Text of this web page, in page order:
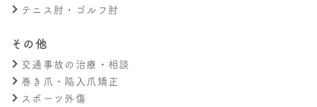
テニス肘・ゴルフ肘
その他
交通事故の治療・相談
巻き爪・陥入爪矯正
スポーツ外傷